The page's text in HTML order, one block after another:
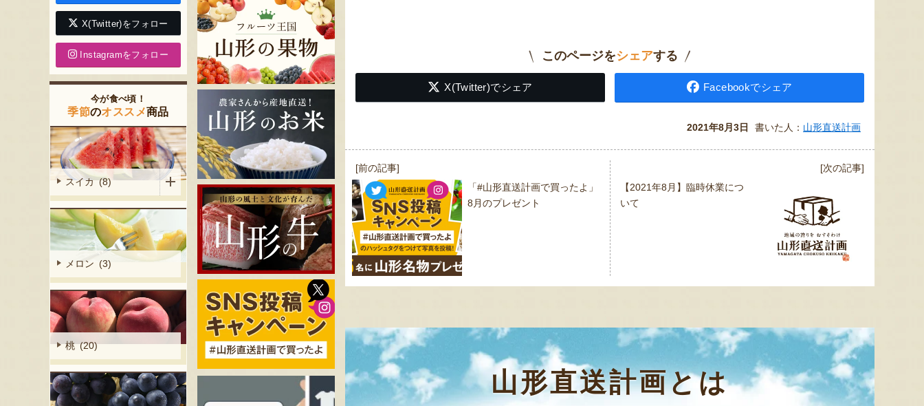
このページをシェアする
X(Twitter)でシェア Facebookでシェア
2021年8月3日 書いた人： 山形直送計画
投
稿
ナ
ビ
ゲ
ー
シ
ョ
[前の記事]
「#山形直送計画で買ったよ」
8月のプレゼント
[次の記事]
【2021年8月】臨時休業につ
いて
山形直送計画とは
X(Twitter)をフォロー
Instagramをフォロー
今が食べ頃！
季節のオススメ商品
スイカ (8)
メロン (3)
桃 (20)